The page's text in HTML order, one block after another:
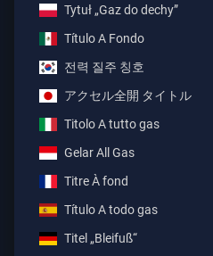
Tytuł „Gaz do dechy”
Título A Fondo
전력 질주 칭호
アクセル全開 タイトル
Titolo A tutto gas
Gelar All Gas
Titre À fond
Título A todo gas
Titel „Bleifuß“